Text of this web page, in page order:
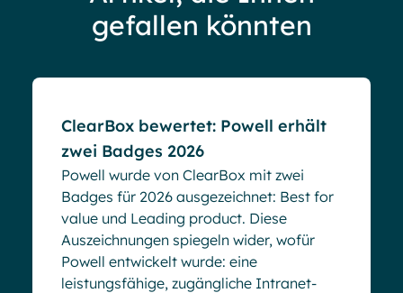
gefallen könnten
ClearBox bewertet: Powell erhält
zwei Badges 2026
Powell wurde von ClearBox mit zwei
Badges für 2026 ausgezeichnet: Best for
value und Leading product. Diese
Auszeichnungen spiegeln wider, wofür
Powell entwickelt wurde: eine
leistungsfähige, zugängliche Intranet-